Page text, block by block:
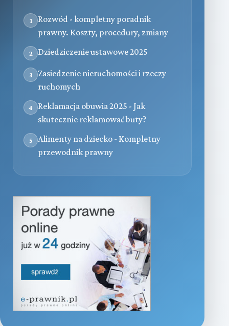
1
Rozwód - kompletny poradnik
prawny. Koszty, procedury, zmiany
2 Dziedziczenie ustawowe 2025
3
Zasiedzenie nieruchomości i rzeczy
ruchomych
4
Reklamacja obuwia 2025 - Jak
skutecznie reklamować buty?
5
Alimenty na dziecko - Kompletny
przewodnik prawny